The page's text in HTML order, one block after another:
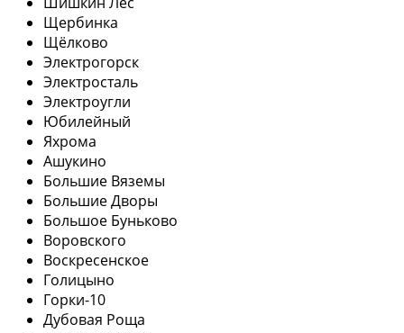
Щербинка
Щёлково
Электрогорск
Электросталь
Электроугли
Юбилейный
Яхрома
Ашукино
Большие Вяземы
Большие Дворы
Большое Буньково
Воровского
Воскресенское
Голицыно
Горки-10
Дубовая Роща